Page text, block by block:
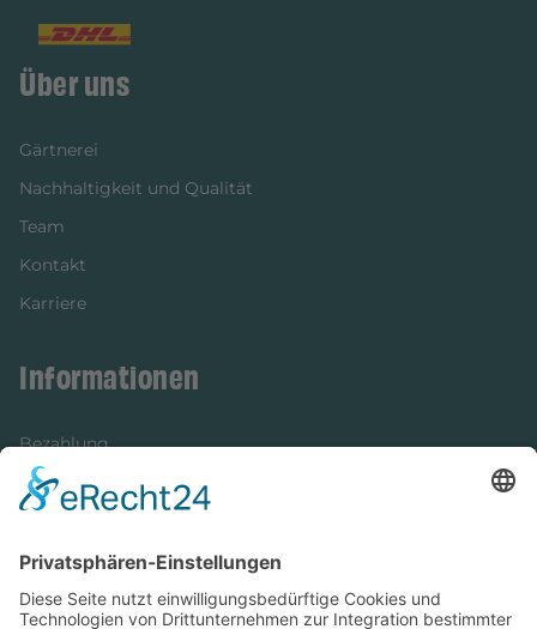
Über uns
Gärtnerei
Nachhaltigkeit und Qualität
Team
Kontakt
Karriere
Informationen
Bezahlung
Newsletter
Versandinformationen
Verfügbarkeit/Verträglichkeit